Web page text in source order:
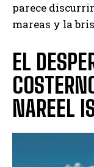
parece
mareas y la
EL
NAREEL